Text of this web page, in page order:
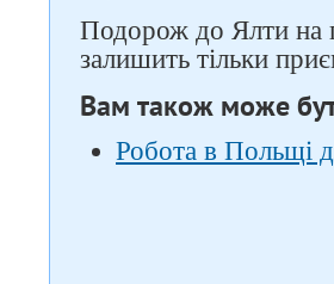
Подорож до Ялти на
залишить тільки
Вам також може
Робота в Польщі